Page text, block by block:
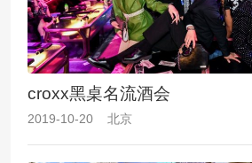
croxx黑桌名流酒会
2019-10-20 北京